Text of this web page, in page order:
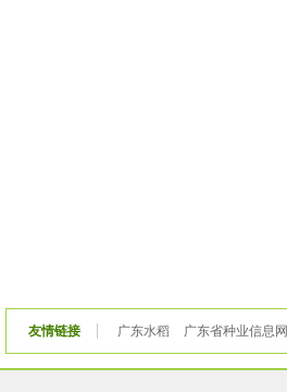
友情链接 广东水稻 广东省种业信息网